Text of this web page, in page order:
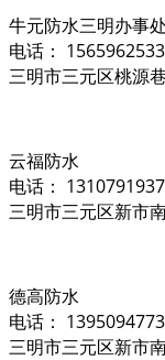
牛元防水三明办事处
电话：
三明市三元区桃源
云福防水
电话：
三明市三元区新市
德高防水
电话：
三明市三元区新市